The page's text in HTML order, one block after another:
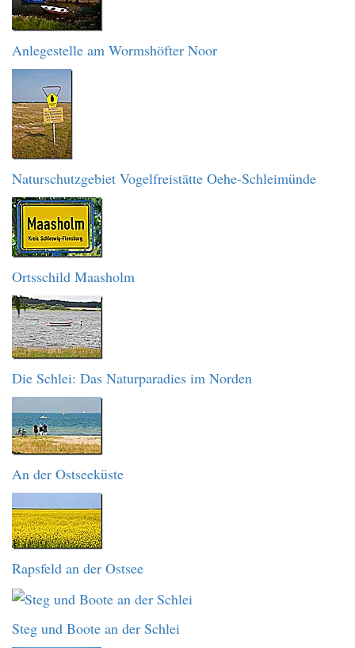
Anlegestelle am Wormshöfter Noor
Naturschutzgebiet Vogelfreistätte Oehe-Schleimünde
Ortsschild Maasholm
Die Schlei: Das Naturparadies im Norden
An der Ostseeküste
Rapsfeld an der Ostsee
Steg und Boote an der Schlei